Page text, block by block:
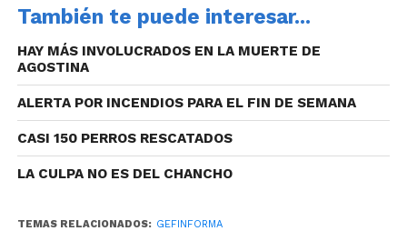
noviembre de 2024), recital de María Becerra
(Estadio Kempes, 7 de diciembre de 2024), partido
Gimnasia de Mendoza y San Martín de San Juan
Festival Bum Bum 2025 (Estadio Kempes, 11 de enero
de 2025), Festival de Jesús María (Anfiteatro José
Hernández, 10 al 19 de enero de 2025), Festival
Nacional de Folklore Cosquín (Plaza Próspero
También te puede interesar...
HAY MÁS INVOLUCRADOS EN LA MUERTE DE
AGOSTINA
ALERTA POR INCENDIOS PARA EL FIN DE SEMANA
CASI 150 PERROS RESCATADOS
LA CULPA NO ES DEL CHANCHO
TEMAS RELACIONADOS: GEFINFORMA